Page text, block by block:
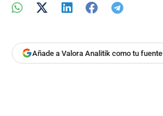
Añade a Valora Analitik como tu fuente